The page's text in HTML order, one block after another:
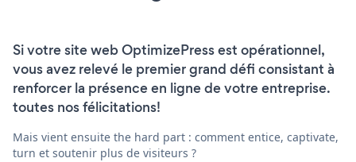
Si votre site web OptimizePress est opérationnel,
vous avez relevé le premier grand défi consistant à
renforcer la présence en ligne de votre entreprise.
toutes nos félicitations!
Mais vient ensuite the hard part : comment entice, captivate,
turn et soutenir plus de visiteurs ?